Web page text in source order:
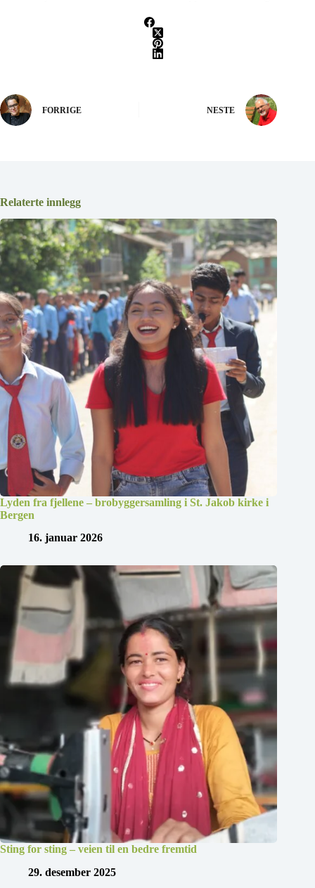
FORRIGE NESTE
Relaterte innlegg
Lyden fra fjellene – brobyggersamling i St. Jakob kirke i
Bergen
16. januar 2026
Sting for sting – veien til en bedre fremtid
29. desember 2025